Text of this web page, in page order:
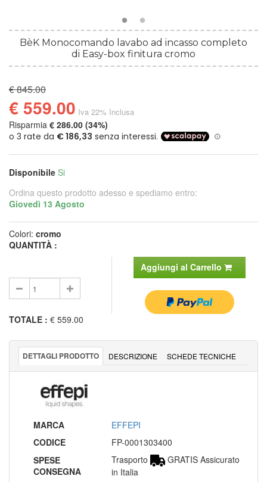
BèK Monocomando lavabo ad incasso completo
di Easy-box finitura cromo
€ 845.00
€ 559.00 Iva 22% Inclusa
Risparmia € 286.00 (34%)
Disponibile Si
Ordina questo prodotto adesso e spediamo entro:
Giovedì 13 Agosto
Colori: cromo
QUANTITÀ :
Aggiungi al Carrello
TOTALE : € 559.00
DETTAGLI PRODOTTO DESCRIZIONE SCHEDE TECNICHE
MARCA
EFFEPI
CODICE
FP-0001303400
SPESE
CONSEGNA
Trasporto
GRATIS Assicurato
in Italia